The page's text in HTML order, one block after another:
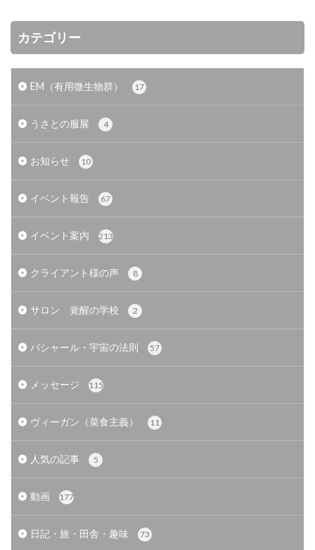
カテゴリー
EM（有用微生物群） 17
うさとの服展 4
お知らせ 10
イベント報告 67
イベント案内 213
クライアント様の声 8
サロン 覚醒の学校 2
バシャール・宇宙の法則 57
メッセージ 115
ヴィーガン（菜食主義） 11
人気の記事 5
動画 177
日記・旅・田舎・趣味 73